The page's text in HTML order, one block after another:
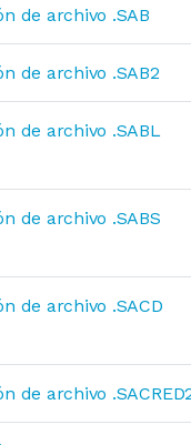
de archivo .SAB
de archivo .SAB2
de archivo .SABL
de archivo .SABS
de archivo .SACD
de archivo